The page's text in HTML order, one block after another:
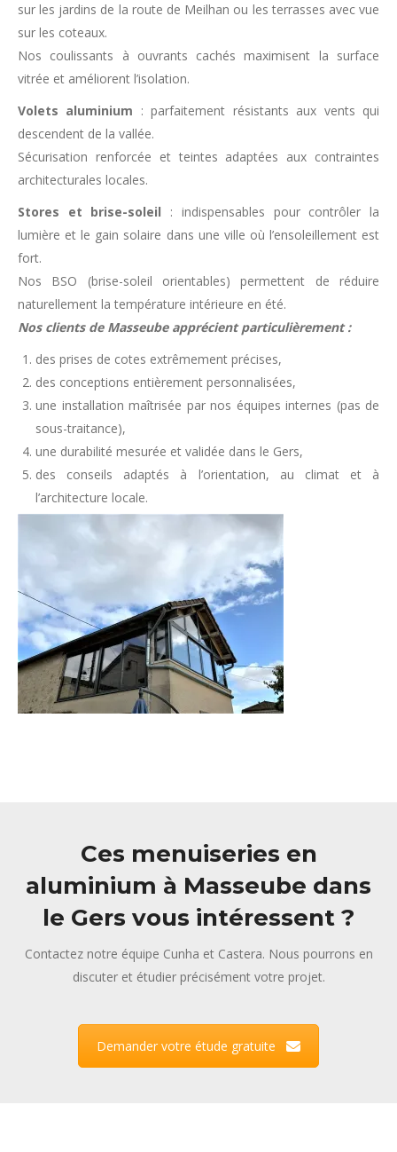
sur les jardins de la route de Meilhan ou les terrasses avec vue
sur les coteaux.
Nos coulissants à ouvrants cachés maximisent la surface
vitrée et améliorent l’isolation.
Volets aluminium : parfaitement résistants aux vents qui
descendent de la vallée.
Sécurisation renforcée et teintes adaptées aux contraintes
architecturales locales.
Stores et brise-soleil : indispensables pour contrôler la
lumière et le gain solaire dans une ville où l’ensoleillement est
fort.
Nos BSO (brise-soleil orientables) permettent de réduire
naturellement la température intérieure en été.
Nos clients de Masseube apprécient particulièrement :
des prises de cotes extrêmement précises,
des conceptions entièrement personnalisées,
une installation maîtrisée par nos équipes internes (pas de
sous-traitance),
une durabilité mesurée et validée dans le Gers,
des conseils adaptés à l’orientation, au climat et à
l’architecture locale.
Ces menuiseries en
aluminium à Masseube dans
le Gers vous intéressent ?
Contactez notre équipe Cunha et Castera. Nous pourrons en
discuter et étudier précisément votre projet.
Demander votre étude gratuite